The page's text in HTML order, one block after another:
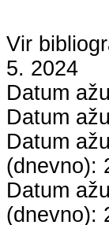
Vir
5. 2024
Datum
Datum
Datum
(dnevno):
Datum
(dnevno):